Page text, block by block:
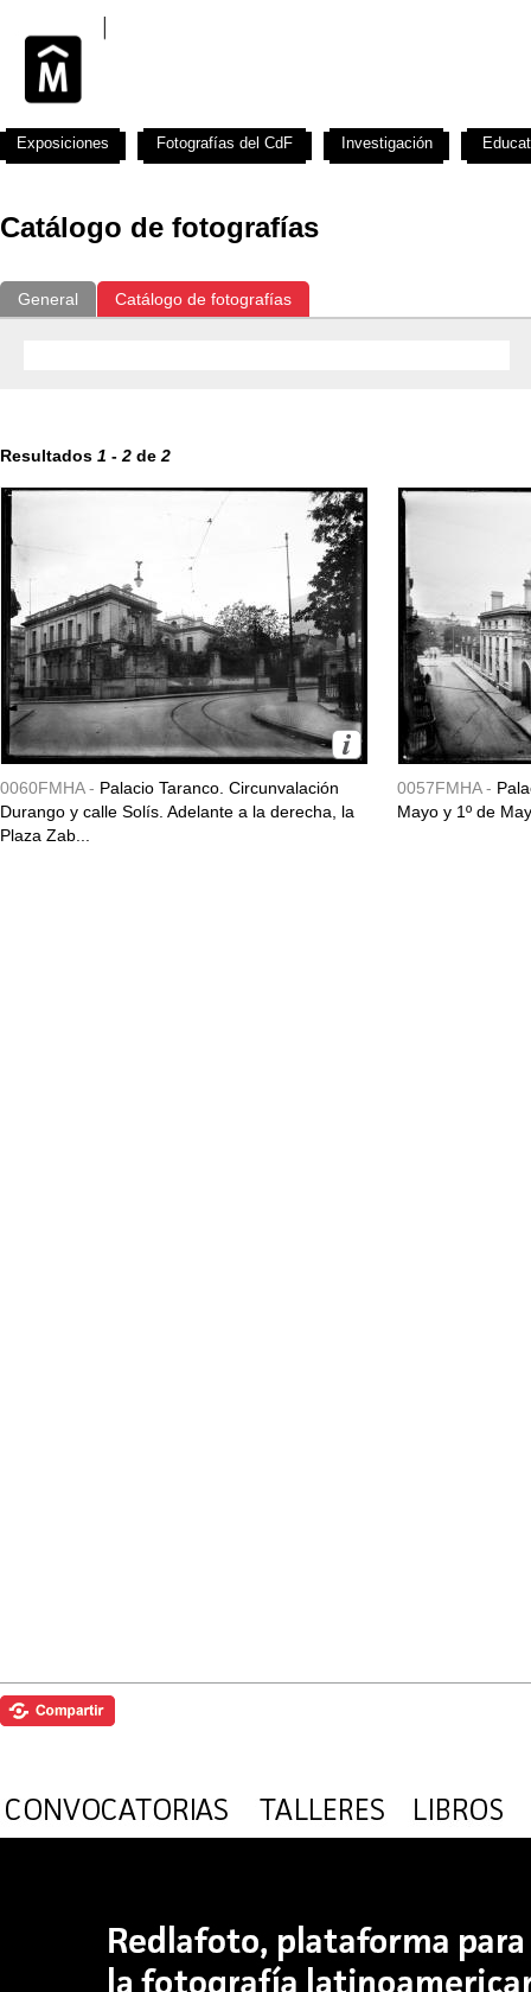
Catálogo de fotografías
General Catálogo de fotografías
Resultados 1 - 2 de 2
0060FMHA - Palacio Taranco. Circunvalación
Durango y calle Solís. Adelante a la derecha, la
Plaza Zab...
0057FMHA -
Mayo y 1º de
Exposiciones Fotografías del CdF Investigación